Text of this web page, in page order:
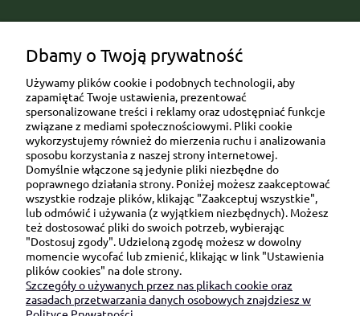
Ul. Brukowa 6/8 lok. 57/58
91-341 Łódź
NIP: 6751510615
SKONTAKTUJ SIĘ Z NAMI:
sklep@be-happygifts.com
+48 690 172 872
Dbamy o Twoją prywatność
Używamy plików cookie i podobnych technologii, aby
zapamiętać Twoje ustawienia, prezentować
spersonalizowane treści i reklamy oraz udostępniać funkcje
związane z mediami społecznościowymi. Pliki cookie
wykorzystujemy również do mierzenia ruchu i analizowania
sposobu korzystania z naszej strony internetowej.
Domyślnie włączone są jedynie pliki niezbędne do
poprawnego działania strony. Poniżej możesz zaakceptować
wszystkie rodzaje plików, klikając "Zaakceptuj wszystkie",
lub odmówić i używania (z wyjątkiem niezbędnych). Możesz
też dostosować pliki do swoich potrzeb, wybierając
"Dostosuj zgody". Udzieloną zgodę możesz w dowolny
momencie wycofać lub zmienić, klikając w link "Ustawienia
plików cookies" na dole strony.
Szczegóły o używanych przez nas plikach cookie oraz
zasadach przetwarzania danych osobowych znajdziesz w